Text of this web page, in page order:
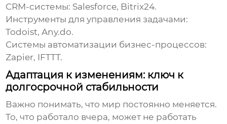
CRM-системы: Salesforce, Bitrix24.
Инструменты для управления задачами:
Todoist, Any.do.
Системы автоматизации бизнес-процессов:
Zapier, IFTTT.
Адаптация к изменениям: ключ к
долгосрочной стабильности
Важно понимать, что мир постоянно меняется.
То, что работало вчера, может не работать